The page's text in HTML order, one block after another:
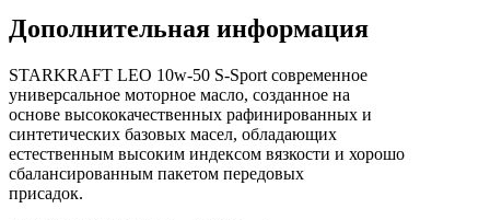
Дополнительная информация
STARKRAFT LEO 10w-50 S-Sport современное
универсальное моторное масло, созданное на
основе высококачественных рафинированных и
синтетических базовых масел, обладающих
естественным высоким индексом вязкости и хорошо
сбалансированным пакетом передовых
присадок.